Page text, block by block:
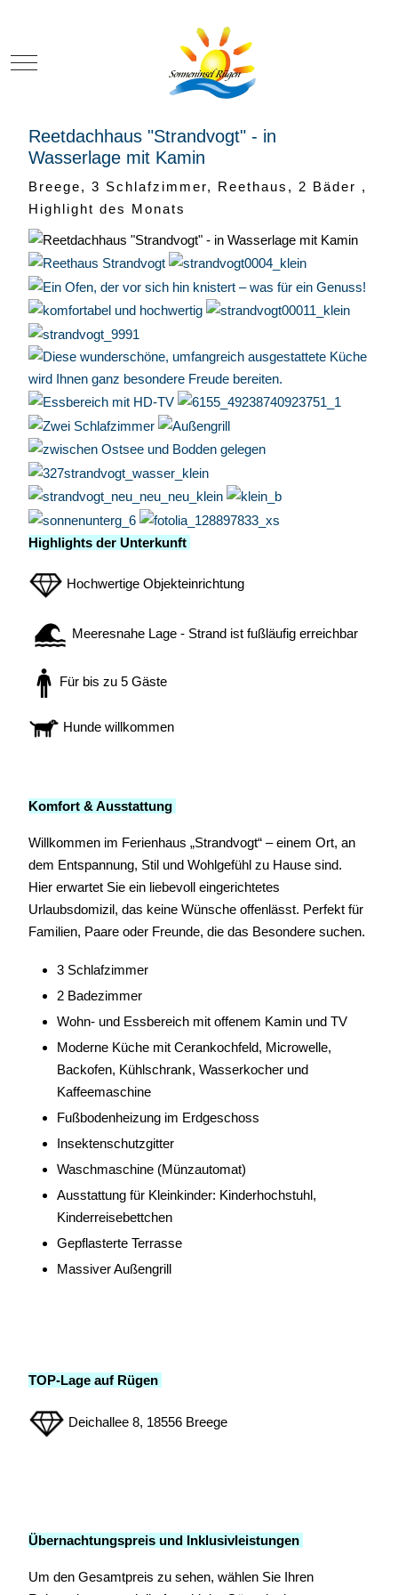
Mobile Menu Toggle
Reetdachhaus "Strandvogt" - in
Wasserlage mit Kamin
Breege, 3 Schlafzimmer, Reethaus, 2 Bäder ,
Highlight des Monats
Highlights der Unterkunft
Hochwertige Objekteinrichtung
Meeresnahe Lage - Strand ist fußläufig erreichbar
Für bis zu 5 Gäste
Hunde willkommen
Komfort & Ausstattung
Willkommen im Ferienhaus „Strandvogt“ – einem Ort, an
dem Entspannung, Stil und Wohlgefühl zu Hause sind.
Hier erwartet Sie ein liebevoll eingerichtetes
Urlaubsdomizil, das keine Wünsche offenlässt. Perfekt für
Familien, Paare oder Freunde, die das Besondere suchen.
3 Schlafzimmer
2 Badezimmer
Wohn- und Essbereich mit offenem Kamin und TV
Moderne Küche mit Cerankochfeld, Microwelle,
Backofen, Kühlschrank, Wasserkocher und
Kaffeemaschine
Fußbodenheizung im Erdgeschoss
Insektenschutzgitter
Waschmaschine (Münzautomat)
Ausstattung für Kleinkinder: Kinderhochstuhl,
Kinderreisebettchen
Gepflasterte Terrasse
Massiver Außengrill
TOP-Lage auf Rügen
Deichallee 8, 18556 Breege
Übernachtungspreis und Inklusivleistungen
Um den Gesamtpreis zu sehen, wählen Sie Ihren